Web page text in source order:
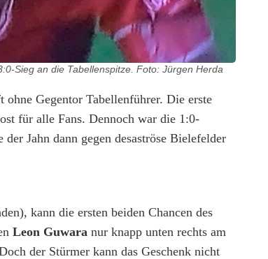
Sieg an die Tabellenspitze. Foto: Jürgen Herda
Gegentor Tabellenführer. Die erste
für alle Fans. Dennoch war die 1:0-
Jahn dann gegen desaströse Bielefelder
kann die ersten beiden Chancen des
Leon Guwara nur knapp unten rechts am
der Stürmer kann das Geschenk nicht